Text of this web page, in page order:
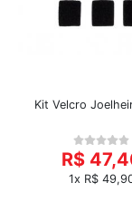
Kit Velcro
R$
1x R$